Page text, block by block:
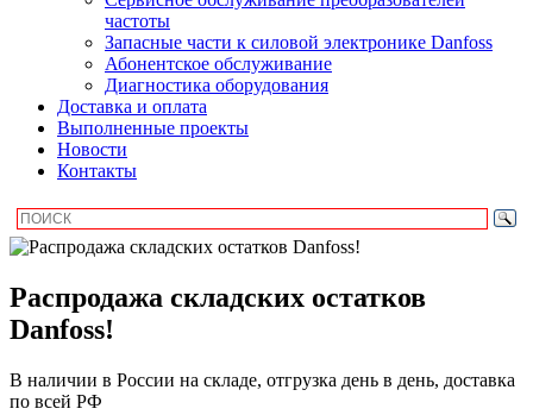
частоты
Запасные части к силовой электронике Danfoss
Абонентское обслуживание
Диагностика оборудования
Доставка и оплата
Выполненные проекты
Новости
Контакты
Распродажа складских остатков
Danfoss!
В наличии в России на складе, отгрузка день в день, доставка
по всей РФ